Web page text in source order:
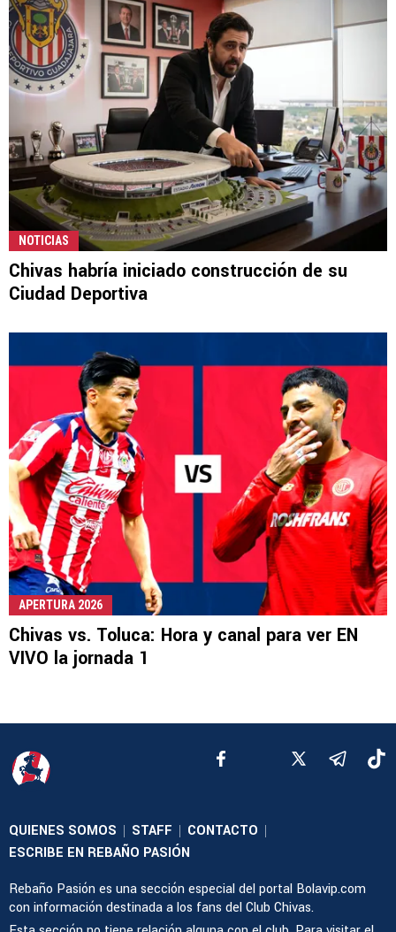
NOTICIAS
Chivas habría iniciado construcción de su
Ciudad Deportiva
APERTURA 2026
Chivas vs. Toluca: Hora y canal para ver EN
VIVO la jornada 1
QUIENES SOMOS | STAFF | CONTACTO |
ESCRIBE EN REBAÑO PASIÓN
Rebaño Pasión es una sección especial del portal Bolavip.com
con información destinada a los fans del Club Chivas.